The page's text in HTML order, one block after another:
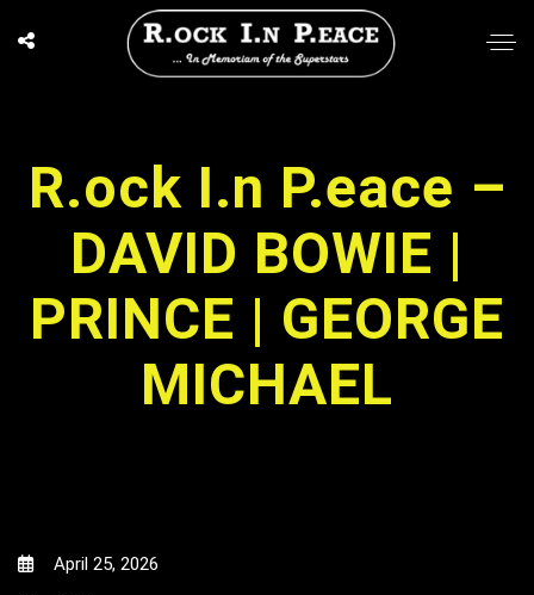
R.ock I.n P.eace –
DAVID BOWIE |
PRINCE | GEORGE
MICHAEL
April 25, 2026